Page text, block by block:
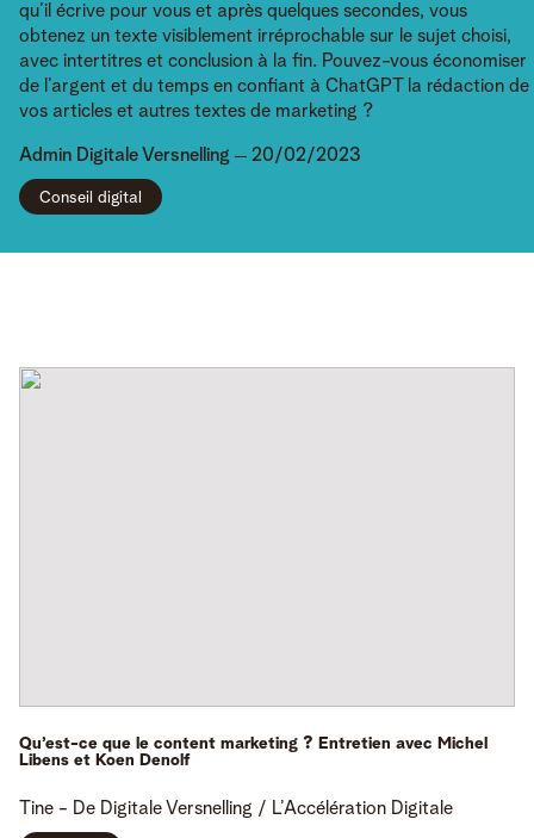
qu’il écrive pour vous et après quelques secondes, vous
obtenez un texte visiblement irréprochable sur le sujet choisi,
avec intertitres et conclusion à la fin. Pouvez-vous économiser
de l’argent et du temps en confiant à ChatGPT la rédaction de
vos articles et autres textes de marketing ?
Admin Digitale Versnelling 20/02/2023
Conseil digital
Qu’est-ce que le content marketing ? Entretien avec Michel
Libens et Koen Denolf
Tine - De Digitale Versnelling / L’Accélération Digitale